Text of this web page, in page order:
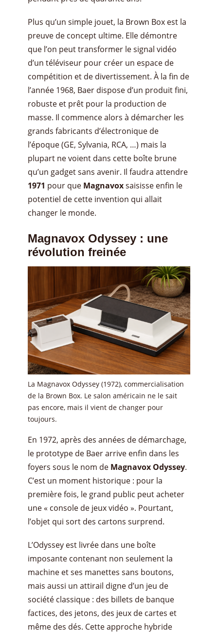
Plus qu’un simple jouet, la Brown Box est la
preuve de concept ultime. Elle démontre
que l’on peut transformer le signal vidéo
d’un téléviseur pour créer un espace de
compétition et de divertissement. À la fin de
l’année 1968, Baer dispose d’un produit fini,
robuste et prêt pour la production de
masse. Il commence alors à démarcher les
grands fabricants d’électronique de
l’époque (GE, Sylvania, RCA, …) mais la
plupart ne voient dans cette boîte brune
qu’un gadget sans avenir. Il faudra attendre
1971 pour que Magnavoxsaisisse enfin le
potentiel de cette invention qui allait
changer le monde.
Magnavox Odyssey : une
révolution freinée
La Magnavox Odyssey (1972), commercialisation
de la Brown Box. Le salon américain ne le sait
pas encore, mais il vient de changer pour
toujours.
En 1972, après des années de démarchage,
le prototype de Baer arrive enfin dans les
foyers sous le nom de Magnavox Odyssey.
C’est un moment historique : pour la
première fois, le grand public peut acheter
une « console de jeux vidéo ». Pourtant,
l’objet qui sort des cartons surprend.
L’Odyssey est livrée dans une boîte
imposante contenant non seulement la
machine et ses manettes sans boutons,
mais aussi un attirail digne d’un jeu de
société classique : des billets de banque
factices, des jetons, des jeux de cartes et
même des dés. Cette approche hybride